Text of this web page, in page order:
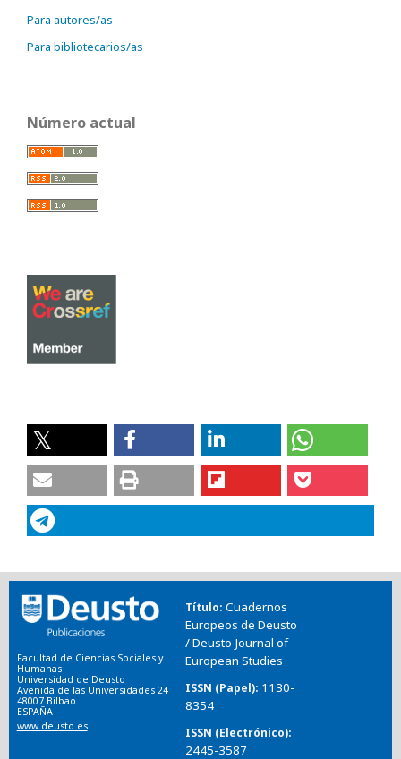
Para autores/as
Para bibliotecarios/as
Número actual
Facultad de Ciencias Sociales y
Humanas
Universidad de Deusto
Avenida de las Universidades 24
48007 Bilbao
ESPAÑA
www.deusto.es
Título Cuadernos
Europeos de Deusto
/ Deusto Journal of
European Studies
ISSN (Papel) 1130-
8354
ISSN (Electrónico)
2445-3587